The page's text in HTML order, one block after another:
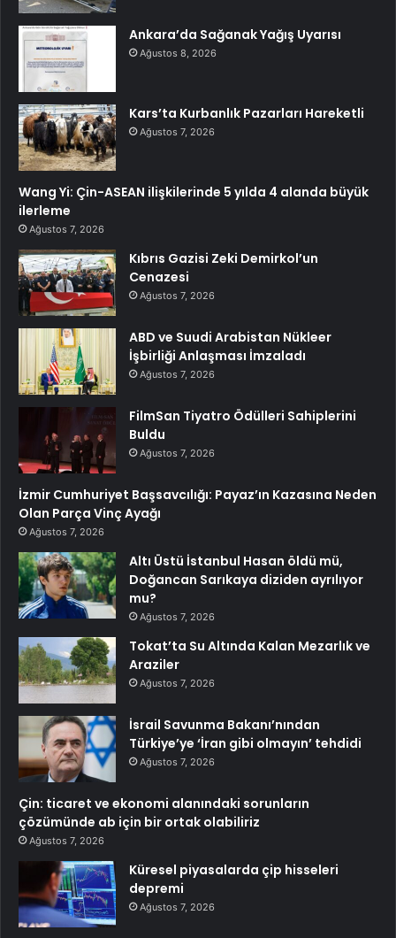
Ankara’da Sağanak Yağış Uyarısı
Ağustos 8, 2026
Kars’ta Kurbanlık Pazarları Hareketli
Ağustos 7, 2026
Wang Yi: Çin-ASEAN ilişkilerinde 5 yılda 4 alanda büyük
ilerleme
Ağustos 7, 2026
Kıbrıs Gazisi Zeki Demirkol’un
Cenazesi
Ağustos 7, 2026
ABD ve Suudi Arabistan Nükleer
İşbirliği Anlaşması İmzaladı
Ağustos 7, 2026
FilmSan Tiyatro Ödülleri Sahiplerini
Buldu
Ağustos 7, 2026
İzmir Cumhuriyet Başsavcılığı: Payaz’ın Kazasına Neden
Olan Parça Vinç Ayağı
Ağustos 7, 2026
Altı Üstü İstanbul Hasan öldü mü,
Doğancan Sarıkaya diziden ayrılıyor
mu?
Ağustos 7, 2026
Tokat’ta Su Altında Kalan Mezarlık ve
Araziler
Ağustos 7, 2026
İsrail Savunma Bakanı’nından
Türkiye’ye ‘İran gibi olmayın’ tehdidi
Ağustos 7, 2026
Çin: ticaret ve ekonomi alanındaki sorunların
çözümünde ab için bir ortak olabiliriz
Ağustos 7, 2026
Küresel piyasalarda çip hisseleri
depremi
Ağustos 7, 2026